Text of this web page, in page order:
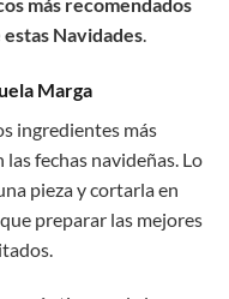
Navidades
Marga
ingredientes más
fechas navideñas. Lo
pieza y cortarla en
preparar las mejores